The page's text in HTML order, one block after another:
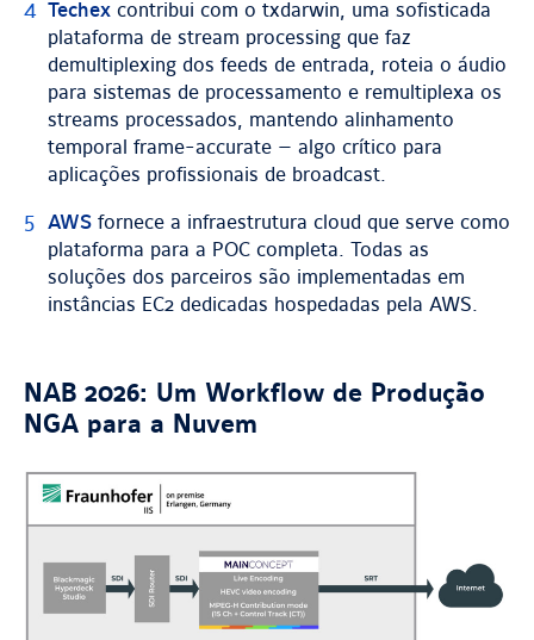
Techex contribui com o txdarwin, uma sofisticada
plataforma de stream processing que faz
demultiplexing dos feeds de entrada, roteia o áudio
para sistemas de processamento e remultiplexa os
streams processados, mantendo alinhamento
temporal frame-accurate — algo crítico para
aplicações profissionais de broadcast.
AWS fornece a infraestrutura cloud que serve como
plataforma para a POC completa. Todas as
soluções dos parceiros são implementadas em
instâncias EC2 dedicadas hospedadas pela AWS.
NAB 2026: Um Workflow de Produção
NGA para a Nuvem